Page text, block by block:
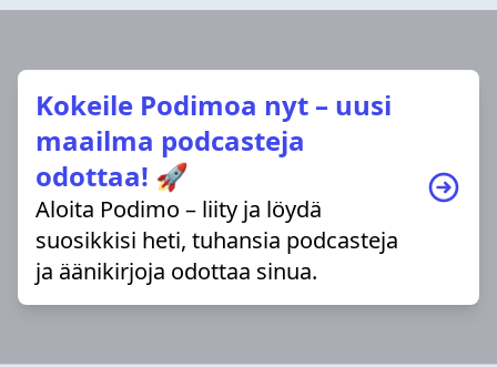
Kokeile Podimoa nyt – uusi
maailma podcasteja
odottaa! 🚀
Aloita Podimo – liity ja löydä
suosikkisi heti, tuhansia podcasteja
ja äänikirjoja odottaa sinua.